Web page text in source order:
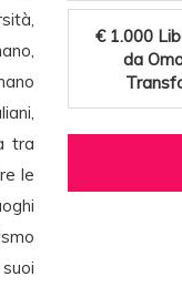
tra
le
€ 1.000
da